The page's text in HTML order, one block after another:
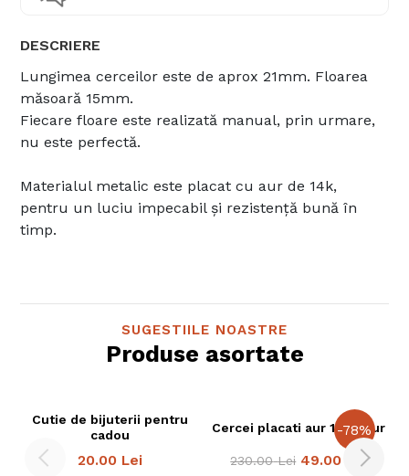
DESCRIERE
Lungimea cerceilor este de aprox 21mm. Floarea
măsoară 15mm.
Fiecare floare este realizată manual, prin urmare,
nu este perfectă.
Materialul metalic este placat cu aur de 14k,
pentru un luciu impecabil și rezistență bună în
timp.
SUGESTIILE NOASTRE
Produse asortate
Cutie de bijuterii pentru
cadou
20.00 Lei
-78%
Cercei placati aur 14K Azur
230.00 Lei 49.00 Lei